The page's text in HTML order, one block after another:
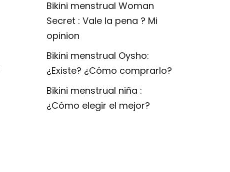
Bikini menstrual Woman
Secret : Vale la pena ? Mi
opinion
Bikini menstrual Oysho:
¿Existe? ¿Cómo comprarlo?
Bikini menstrual niña :
¿Cómo elegir el mejor?